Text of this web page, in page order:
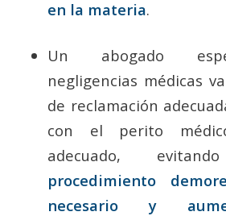
en la materia.
Un abogado
negligencias médicas
de reclamación
con el perito
adecuado,
procedimiento
necesario y